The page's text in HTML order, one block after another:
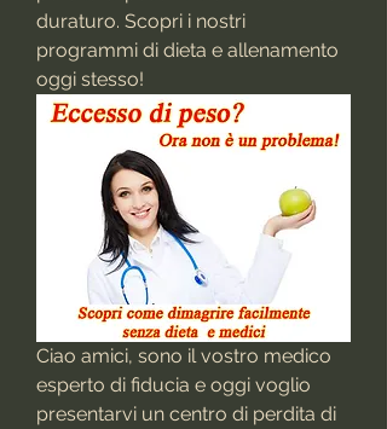
duraturo. Scopri i nostri
programmi di dieta e allenamento
oggi stesso!
Ciao amici, sono il vostro medico
esperto di fiducia e oggi voglio
presentarvi un centro di perdita di